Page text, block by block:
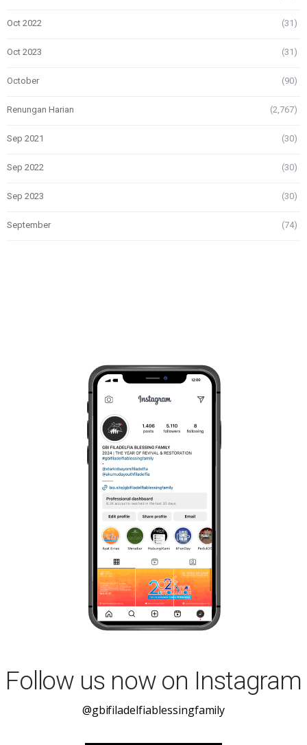
Oct 2022 (31)
Oct 2023 (31)
October (90)
Renungan Harian (2,767)
Sep 2021 (30)
Sep 2022 (30)
Sep 2023 (30)
September (74)
Follow us now on Instagram
@gbifiladelfiablessingfamily